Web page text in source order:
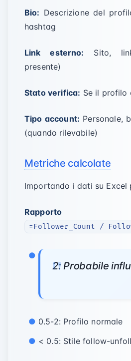
Bio: Descrizione del
hashtag
Link esterno: Sito,
presente)
Stato verifica: Se il profilo
Tipo account: Personale,
(quando rilevabile)
Metriche calcolate
Importando i dati su Excel
Rapporto
=Follower_Count /
2: Probabile
0.5-2: Profilo normale
< 0.5: Stile follow-